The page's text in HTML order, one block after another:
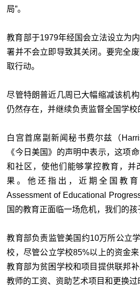
局”。
教育部于1979年经国会立法设立为
署并不会立即导致其关闭。要完全
取行动。
尽管特朗普近几周已大幅缩减该机
仍然存在，并继续负责监督全国学校
白宫首席副新闻秘书费尔兹（
《今日美国》的声明中表示，这项
和社区，使他们能够掌控教育，并
果。他还指出，近期全国教育
Assessment of Educational
国的教育正面临一场危机，我们的孩
教育部负责监管美国约10万所公立
校，尽管公立学校85%以上的资金
教育部为贫困学校和项目提供联邦
教师的工资、资助艺术项目和更换过